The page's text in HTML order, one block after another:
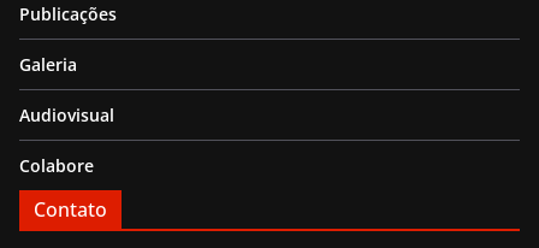
Publicações
Galeria
Audiovisual
Colabore
Contato